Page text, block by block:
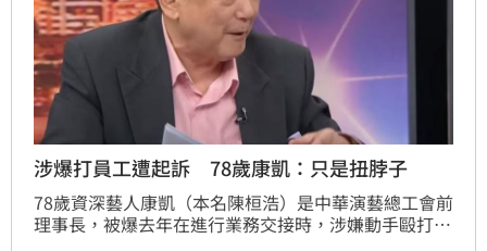
涉爆打員工遭起訴 78歲康凱：只是扭脖子
78歲資深藝人康凱（本名陳桓浩）是中華演藝總工會前
理事長，被爆去年在進行業務交接時，涉嫌動手毆打員